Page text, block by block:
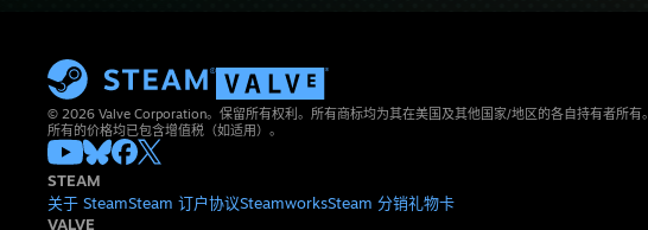
© 2026 Valve Corporation。保留所有权利。所有商标均为其在美国及其他国家/地区的各自持有者所有。
所有的价格均已包含增值税（如适用）。
STEAM
关于 SteamSteam 订户协议SteamworksSteam 分销礼物卡
VALVE